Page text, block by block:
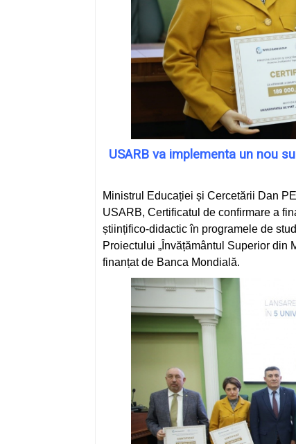
USARB va implementa un nou
Ministrul Educației și Cercetării Dan
USARB, Certificatul de confirmare a
științifico-didactic în programele de
Proiectului „Învățământul Superior din
finanțat de Banca Mondială.